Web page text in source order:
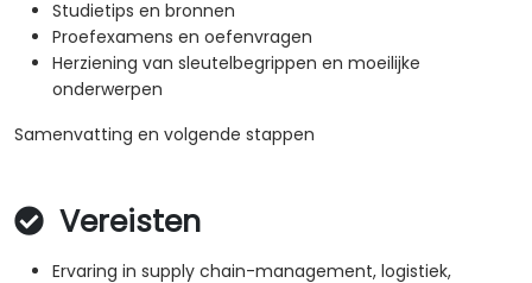
Studietips en bronnen
Proefexamens en oefenvragen
Herziening van sleutelbegrippen en moeilijke
onderwerpen
Samenvatting en volgende stappen
Vereisten
Ervaring in supply chain-management, logistiek,